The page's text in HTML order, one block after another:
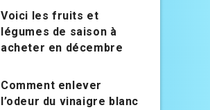
Voici les fruits et
légumes de saison à
acheter en décembre
Comment enlever
l’odeur du vinaigre blanc